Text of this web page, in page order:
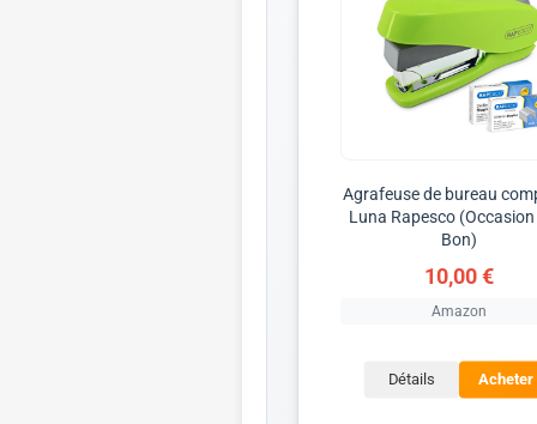
Agrafeuse de bureau
Luna Rapesco (Occasion
Bon)
10,00 €
Amazon
Détails Acheter